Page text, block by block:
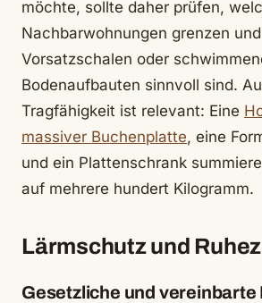
möchte, sollte daher prüfen,
Nachbarwohnungen grenzen
Vorsatzschalen oder
Bodenaufbauten sinnvoll sind.
Tragfähigkeit ist relevant: Eine
massiver Buchenplatte, eine
und ein Plattenschrank
auf mehrere hundert Kilogramm.
Lärmschutz und
Gesetzliche und vereinbarte